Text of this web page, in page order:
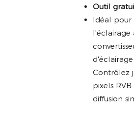
Outil
Idéal pour
l'éclairage
Contrôlez
pixels RVB
diffusion